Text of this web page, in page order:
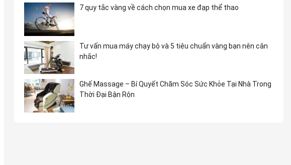
7 quy tắc vàng về cách chọn mua xe đạp thể thao
Tư vấn mua máy chạy bộ và 5 tiêu chuẩn vàng bạn nên cân
nhắc!
Ghế Massage – Bí Quyết Chăm Sóc Sức Khỏe Tại Nhà Trong
Thời Đại Bận Rộn